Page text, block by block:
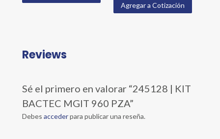
Agregar a Cotización
Reviews
Sé el primero en valorar “245128 | KIT
BACTEC MGIT 960 PZA”
Debes accederpara publicar una reseña.